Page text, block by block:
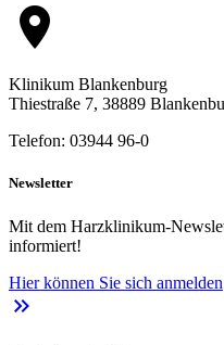
location_on
Klinikum Blankenburg
Thiestraße 7, 38889
Telefon: 03944 96-0
Newsletter
Mit dem Harzklinikum-
informiert!
Hier können Sie sich anmelden
keyboard_double_arrow_right